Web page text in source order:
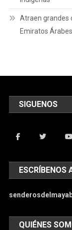
Atraen grandes
Emiratos
SIGUENOS
ESCRÍBENOS
QUIÉNES